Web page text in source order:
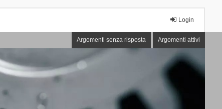
Login
Argomenti senza risposta Argomenti attivi